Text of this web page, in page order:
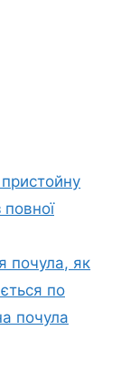
почула, як
по
почула